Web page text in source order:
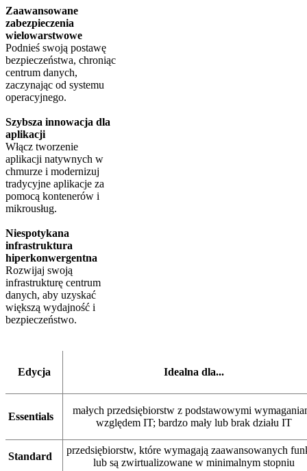
Zaawansowane
zabezpieczenia
wielowarstwowe
Podnieś swoją postawę
bezpieczeństwa, chroniąc
centrum danych,
zaczynając od systemu
operacyjnego.
Szybsza innowacja dla
aplikacji
Włącz tworzenie
aplikacji natywnych w
chmurze i modernizuj
tradycyjne aplikacje za
pomocą kontenerów i
mikrousług.
Niespotykana
infrastruktura
hiperkonwergentna
Rozwijaj swoją
infrastrukturę centrum
danych, aby uzyskać
większą wydajność i
bezpieczeństwo.
Edycja Idealna dla...
Essentials
małych przedsiębiorstw z podstawowymi
względem IT; bardzo mały lub brak działu IT
Standard
przedsiębiorstw, które wymagają zaawansowanych
lub są zwirtualizowane w minimalnym stopniu